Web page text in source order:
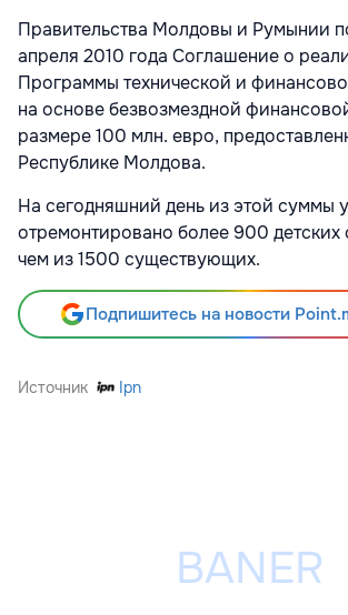
Правительства Молдовы и Румынии
апреля 2010 года Соглашение о
Программы технической и
на основе безвозмездной
размере 100 млн. евро,
Республике Молдова.
На сегодняшний день из этой суммы
отремонтировано более 900 детских
чем из 1500 существующих.
Подпишитесь на новости
Источник Ipn